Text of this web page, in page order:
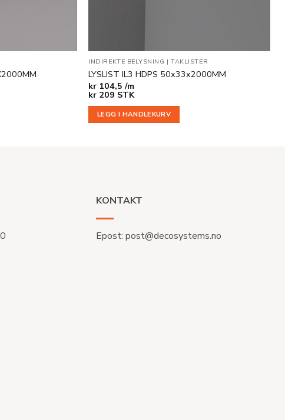
INDIREKTE BELYSNING |TAKLISTER
LYSLIST IL3 HDPS 50x33x2000MM
kr 104,5 /m
kr 209 STK
LEGG I HANDLEKURV
KONTAKT
Epost: post@decosystems.no